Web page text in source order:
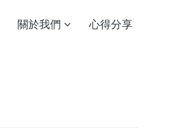
關於我們 心得分享